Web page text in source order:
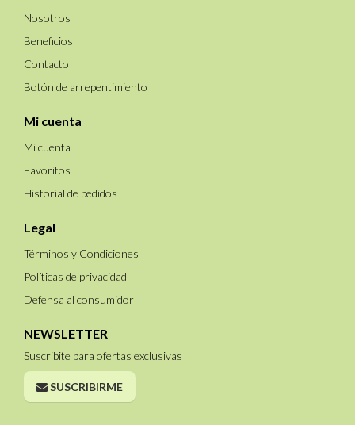
Nosotros
Beneficios
Contacto
Botón de arrepentimiento
Mi cuenta
Mi cuenta
Favoritos
Historial de pedidos
Legal
Términos y Condiciones
Políticas de privacidad
Defensa al consumidor
NEWSLETTER
Suscribite para ofertas exclusivas
SUSCRIBIRME